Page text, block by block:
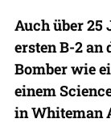
Auch über 25
ersten B-2
Bomber wie
einem
in Whiteman